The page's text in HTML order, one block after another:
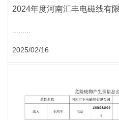
2024年度河南汇丰电磁线有
.........
2025/02/16